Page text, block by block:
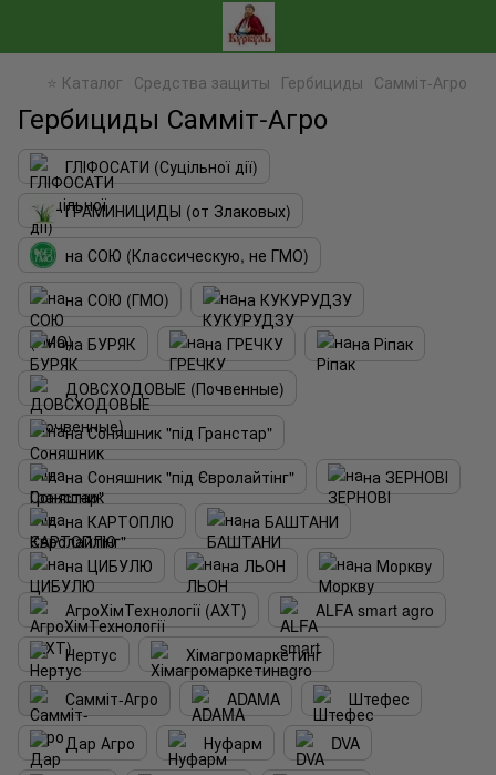
⭐ Каталог Средства защиты Гербициды Самміт-Агро
Гербициды Самміт-Агро
ГЛІФОСАТИ (Суцільної дії)
ГРАМИНИЦИДЫ (от Злаковых)
на СОЮ (Классическую, не ГМО)
на СОЮ (ГМО)
на КУКУРУДЗУ
на БУРЯК
на ГРЕЧКУ
на Ріпак
ДОВСХОДОВЫЕ (Почвенные)
на Соняшник "під Гранстар"
на Соняшник "під Євролайтінг"
на ЗЕРНОВІ
на КАРТОПЛЮ
на БАШТАНИ
на ЦИБУЛЮ
на ЛЬОН
на Моркву
АгроХімТехнології (АХТ)
ALFA smart agro
Нертус
Хімагромаркетинг
Самміт-Агро
ADAMA
Штефес
Дар Агро
Нуфарм
DVA